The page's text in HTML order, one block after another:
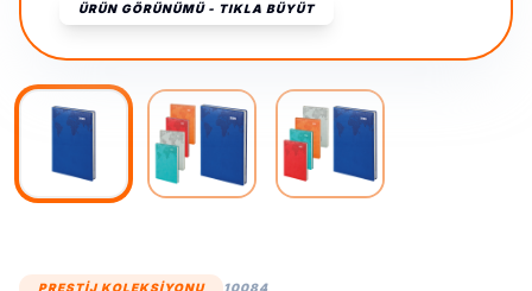
ÜRÜN GÖRÜNÜMÜ - TIKLA BÜYÜT
PRESTİJ KOLEKSİYONU 10084